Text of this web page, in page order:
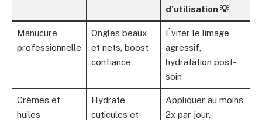
d’utilisation 💡
Manucure
professionnelle
Ongles beaux
et nets, boost
confiance
Éviter le limage
agressif,
hydratation post-
soin
Crèmes et
huiles
Hydrate
cuticules et
Appliquer au moins
2x par jour,